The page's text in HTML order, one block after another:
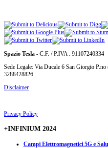
Spazio Tesla - C.F. / P.IVA : 91107240334
Sede Legale: Via Ducale 6 San Giorgio
3288428826
Disclaimer
Privacy Policy
+INFINIUM 2024
Campi Elettromagnetici 5G e